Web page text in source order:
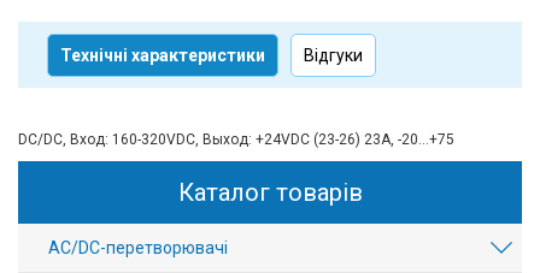
Технічні характеристики Відгуки
DC/DC, Вход: 160-320VDC, Выход: +24VDC (23-26) 23А, -20...+75
Каталог товарів
AC/DC-перетворювачі